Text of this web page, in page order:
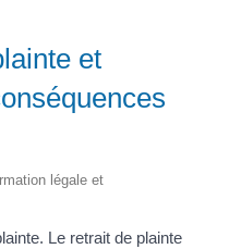
et
légale et
Le retrait de plainte